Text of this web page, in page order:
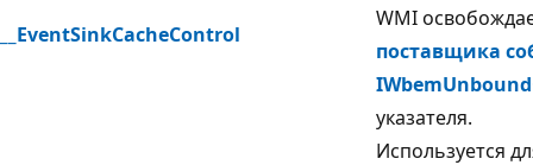
__EventSinkCacheControl
WMI
поставщика
указателя.
Используется